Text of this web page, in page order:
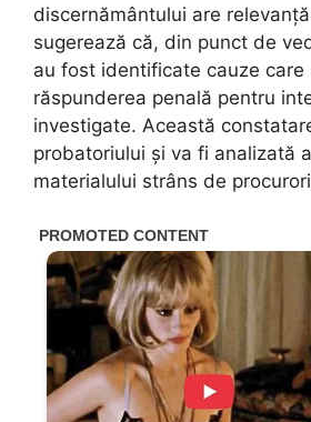
discernământului are
sugerează că, din punct de
au fost identificate cauze care
răspunderea penală pentru
investigate. Această
probatoriului și va fi analizată
materialului strâns de